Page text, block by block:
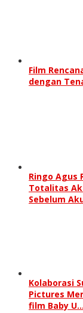
Film
dengan
Ringo Agus
Totalitas
Sebelum
Kolaborasi
Pictures
film Baby U…